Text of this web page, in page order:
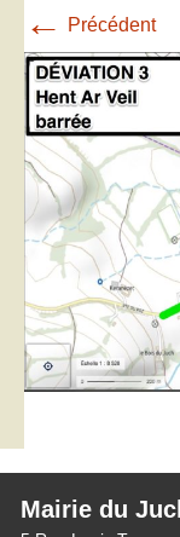
← Précédent
Mairie du